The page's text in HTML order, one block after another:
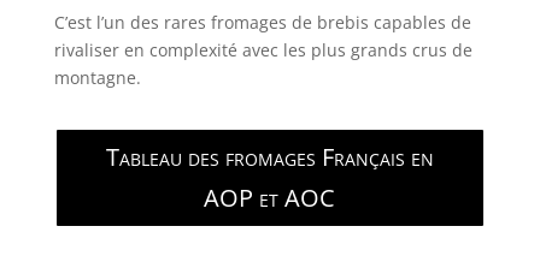
C’est l’un des rares fromages de brebis capables de
rivaliser en complexité avec les plus grands crus de
montagne.
Tableau des fromages Français en
AOP et AOC